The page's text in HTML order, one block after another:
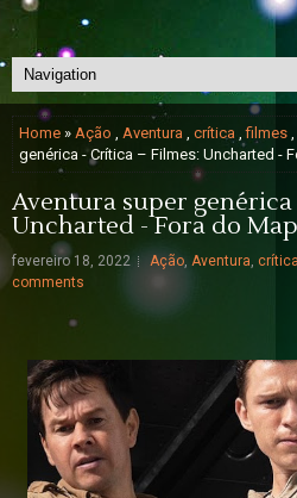
Home » Ação , Aventura , crítica ,filmes ,
genérica - Crítica – Filmes: Uncharted -
Aventura super
Uncharted - Fora do
fevereiro 18, 2022 Ação, Aventura, crítica
comments